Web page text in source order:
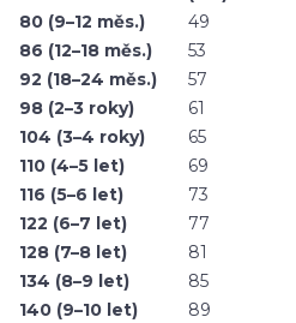
80 (9–12 měs.)
49
86 (12–18 měs.)
53
92 (18–24 měs.)
57
98 (2–3 roky)
61
104 (3–4 roky)
65
110 (4–5 let)
69
116 (5–6 let)
73
122 (6–7 let)
77
128 (7–8 let)
81
134 (8–9 let)
85
140 (9–10 let)
89